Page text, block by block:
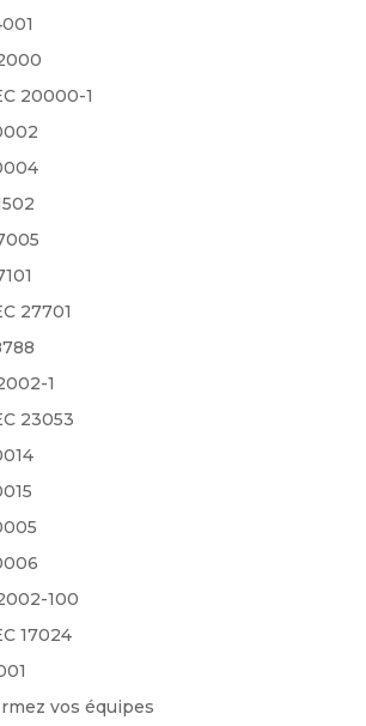
20000-1
27701
1
23053
100
17024
vos équipes